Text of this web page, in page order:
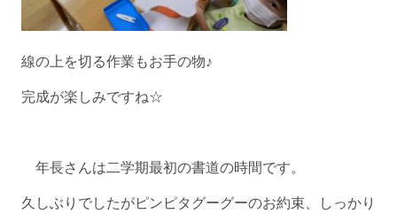
線の上を切る作業もお手の物♪
完成が楽しみですね☆
年長さんは二学期最初の書道の時間です。
久しぶりでしたがピンピタグーグーのお約束、しっかり